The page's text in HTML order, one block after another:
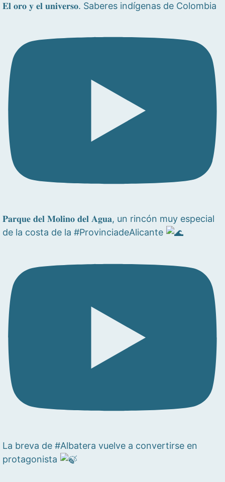
𝐄𝐥 𝐨𝐫𝐨 𝐲 𝐞𝐥 𝐮𝐧𝐢𝐯𝐞𝐫𝐬𝐨. Saberes indígenas de Colombia
𝐏𝐚𝐫𝐪𝐮𝐞 𝐝𝐞𝐥 𝐌𝐨𝐥𝐢𝐧𝐨 𝐝𝐞𝐥 𝐀𝐠𝐮𝐚, un rincón muy especial
de la costa de la #ProvinciadeAlicante
La breva de #Albatera vuelve a convertirse en
protagonista